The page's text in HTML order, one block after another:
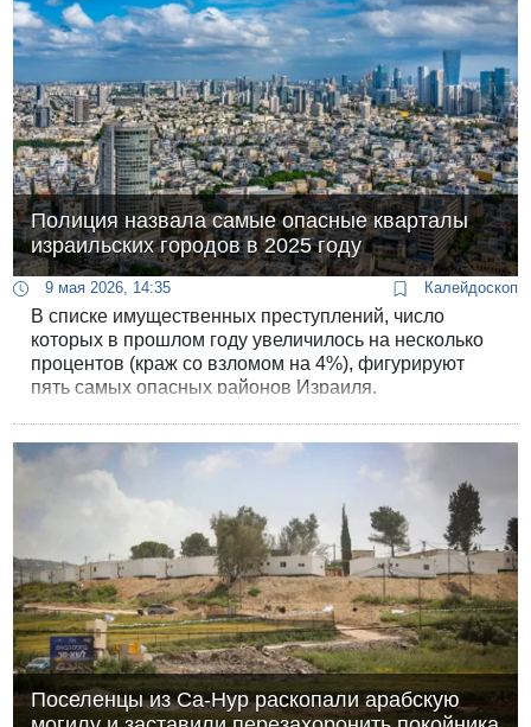
Полиция назвала самые опасные кварталы
израильских городов в 2025 году
9 мая 2026, 14:35 Калейдоскоп
В списке имущественных преступлений, число
которых в прошлом году увеличилось на несколько
процентов (краж со взломом на 4%), фигурируют
пять самых опасных районов Израиля.
Поселенцы из Са-Нур раскопали арабскую